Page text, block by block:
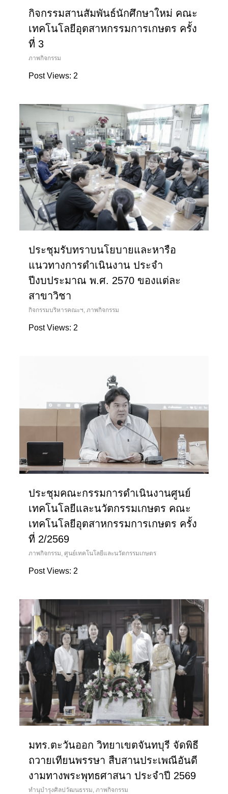
กิจกรรมสานสัมพันธ์นักศึกษาใหม่ คณะ
เทคโนโลยีอุตสาหกรรมการเกษตร ครั้ง
ที่ 3
ภาพกิจกรรม
Post Views: 2
ประชุมรับทราบนโยบายและหารือ
แนวทางการดำเนินงาน ประจำ
ปีงบประมาณ พ.ศ. 2570 ของแต่ละ
สาขาวิชา
กิจกรรมบริหารคณะฯ ,ภาพกิจกรรม
Post Views: 2
ประชุมคณะกรรมการดำเนินงานศูนย์
เทคโนโลยีและนวัตกรรมเกษตร คณะ
เทคโนโลยีอุตสาหกรรมการเกษตร ครั้ง
ที่ 2/2569
ภาพกิจกรรม,ศูนย์เทคโนโลยีและนวัตกรรมเกษตร
Post Views: 2
มทร.ตะวันออก วิทยาเขตจันทบุรี จัดพิธี
ถวายเทียนพรรษา สืบสานประเพณีอันดี
งามทางพระพุทธศาสนา ประจำปี 2569
ทํานุบํารุงศิลปวัฒนธรรม ,ภาพกิจกรรม